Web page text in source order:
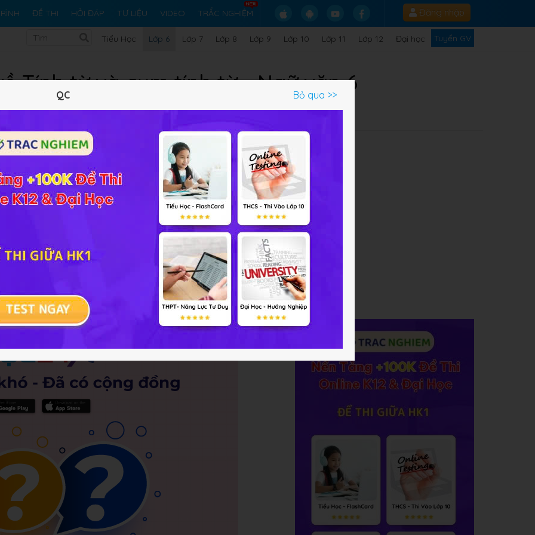
ĐỀ THI HỎI ĐÁP TƯ LIỆU VIDEO TRẮC NGHIỆM Đăng nhập
Tiểu Học Lớp 6 Lớp 7 Lớp 8 Lớp 9 Lớp 10 Lớp 11 Lớp 12 Đại học Tuyển GV
Tính từ và cụm tính từ - Ngữ văn 6
2 điểm Trả lời
QC Bỏ qua >>